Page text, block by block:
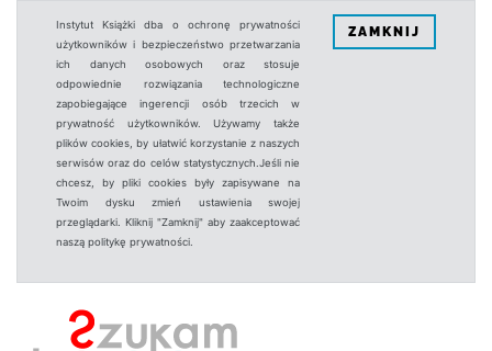
Instytut Książki dba o ochronę prywatności
użytkowników i bezpieczeństwo przetwarzania
ich danych osobowych oraz stosuje
odpowiednie rozwiązania technologiczne
zapobiegające ingerencji osób trzecich w
prywatność użytkowników. Używamy także
plików cookies, by ułatwić korzystanie z naszych
serwisów oraz do celów statystycznych.Jeśli nie
chcesz, by pliki cookies były zapisywane na
Twoim dysku zmień ustawienia swojej
przeglądarki. Kliknij "Zamknij" aby zaakceptować
naszą politykę prywatności.
ZAMKNIJ